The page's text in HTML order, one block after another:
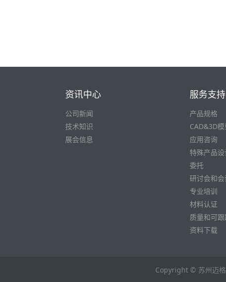
资讯中心
公司新闻
技术知识
展会信息
服务支持
产品规格
CAD&3D模
应用咨询
特殊产品
委托
研讨会和会
专业培训
材料认证
质量和可
资料下载
Copyright © 苏州迈